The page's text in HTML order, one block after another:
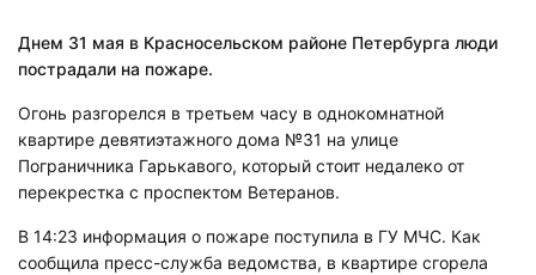
Днем 31 мая в Красносельском районе Петербурга люди
пострадали на пожаре.
Огонь разгорелся в третьем часу в однокомнатной
квартире девятиэтажного дома №31 на улице
Пограничника Гарькавого, который стоит недалеко от
перекрестка с проспектом Ветеранов.
В 14:23 информация о пожаре поступила в ГУ МЧС. Как
сообщила пресс-служба ведомства, в квартире сгорела